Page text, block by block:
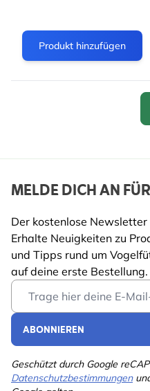
Produkt hinzufügen
MELDE DICH AN
Der kostenlose
Erhalte Neuigkeiten zu
und Tipps rund um
auf deine erste Bestellung.
Email Address
ABONNIEREN
Geschützt durch Google
Datenschutzbestimmungen